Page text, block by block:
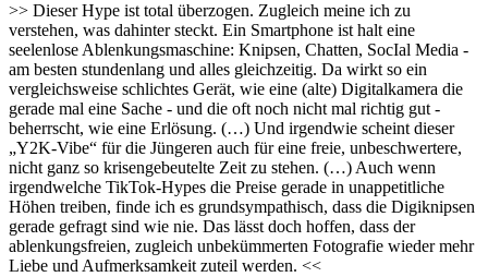
>> Dieser Hype ist total überzogen. Zugleich meine ich zu
verstehen, was dahinter steckt. Ein Smartphone ist halt eine
seelenlose Ablenkungsmaschine: Knipsen, Chatten, SocIal Media -
am besten stundenlang und alles gleichzeitig. Da wirkt so ein
vergleichsweise schlichtes Gerät, wie eine (alte) Digitalkamera die
gerade mal eine Sache - und die oft noch nicht mal richtig gut -
beherrscht, wie eine Erlösung. (…) Und irgendwie scheint dieser
„Y2K-Vibe“ für die Jüngeren auch für eine freie, unbeschwertere,
nicht ganz so krisengebeutelte Zeit zu stehen. (…) Auch wenn
irgendwelche TikTok-Hypes die Preise gerade in unappetitliche
Höhen treiben, finde ich es grundsympathisch, dass die Digiknipsen
gerade gefragt sind wie nie. Das lässt doch hoffen, dass der
ablenkungsfreien, zugleich unbekümmerten Fotografie wieder mehr
Liebe und Aufmerksamkeit zuteil werden. <<